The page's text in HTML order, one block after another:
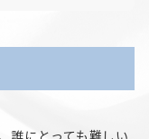
誰にとっても難しい